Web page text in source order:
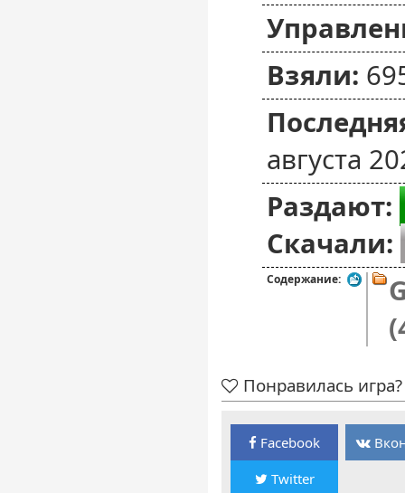
Взяли:
августа
Раздают:
Скачали:
Содержание:
Понравилась
Facebook
Twitter